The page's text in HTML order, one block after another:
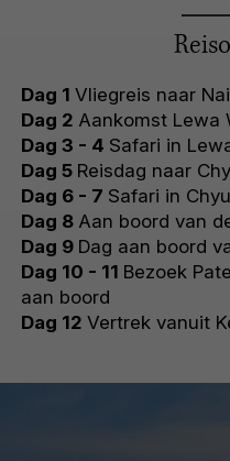
Dag 1 Vliegreis naar
Dag 2 Aankomst Lewa
Dag 3 - 4 Safari in
Dag 5 Reisdag naar
Dag 6 - 7 Safari in
Dag 8 Aan boord van
Dag 9 Dag aan boord
Dag 10 - 11 Bezoek
aan boord
Dag 12 Vertrek vanuit